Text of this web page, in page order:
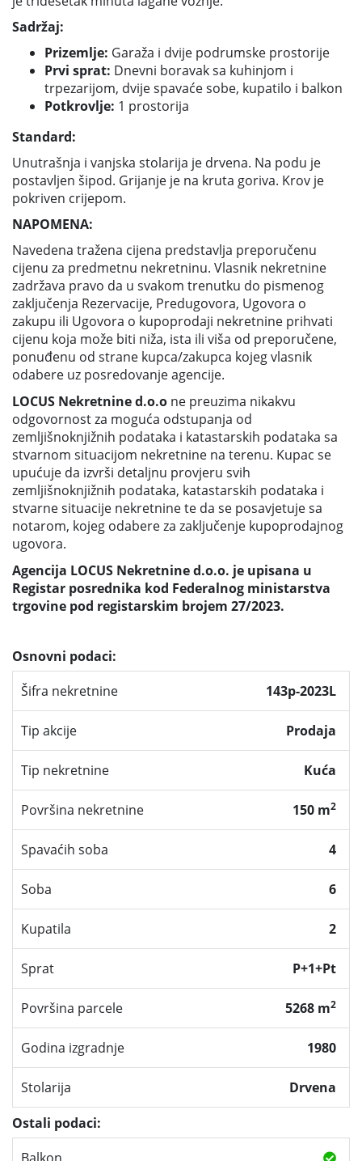
Sadržaj:
Prizemlje: Garaža i dvije podrumske prostorije
Prvi sprat: Dnevni boravak sa kuhinjom i
trpezarijom, dvije spavaće sobe, kupatilo i balkon
Potkrovlje: 1 prostorija
Standard:
Unutrašnja i vanjska stolarija je drvena. Na podu je
postavljen šipod. Grijanje je na kruta goriva. Krov je
pokriven crijepom.
NAPOMENA:
Navedena tražena cijena predstavlja preporučenu
cijenu za predmetnu nekretninu. Vlasnik nekretnine
zadržava pravo da u svakom trenutku do pismenog
zaključenja Rezervacije, Predugovora, Ugovora o
zakupu ili Ugovora o kupoprodaji nekretnine prihvati
cijenu koja može biti niža, ista ili viša od preporučene,
ponuđenu od strane kupca/zakupca kojeg vlasnik
odabere uz posredovanje agencije.
LOCUS Nekretnine d.o.o ne preuzima nikakvu
odgovornost za moguća odstupanja od
zemljišnoknjižnih podataka i katastarskih podataka sa
stvarnom situacijom nekretnine na terenu. Kupac se
upućuje da izvrši detaljnu provjeru svih
zemljišnoknjižnih podataka, katastarskih podataka i
stvarne situacije nekretnine te da se posavjetuje sa
notarom, kojeg odabere za zaključenje kupoprodajnog
ugovora.
Agencija LOCUS Nekretnine d.o.o. je upisana u
Registar posrednika kod Federalnog ministarstva
trgovine pod registarskim brojem 27/2023.
Osnovni podaci:
Šifra nekretnine
143p-2023L
Tip akcije Prodaja
Tip nekretnine Kuća
Površina nekretnine 150 m2
Spavaćih soba 4
Soba 6
Kupatila 2
Sprat P+1+Pt
Površina parcele 5268 m2
Godina izgradnje 1980
Stolarija
Drvena
Ostali podaci: